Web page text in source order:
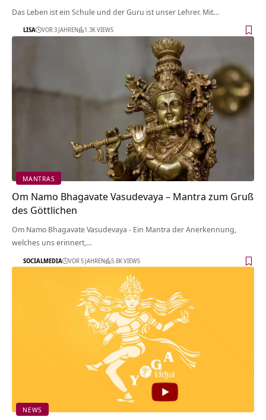
Das Leben ist ein Schule und der Guru ist unser Lehrer. Mit…
LISA VOR 3 JAHREN 1.3K VIEWS
MANTRAS
Om Namo Bhagavate Vasudevaya – Mantra zum Gruß
des Göttlichen
Om Namo Bhagavate Vasudevaya - Ein Mantra der Anerkennung,
welches uns erinnert,…
SOCIALMEDIA VOR 5 JAHREN 5.8K VIEWS
NEWS